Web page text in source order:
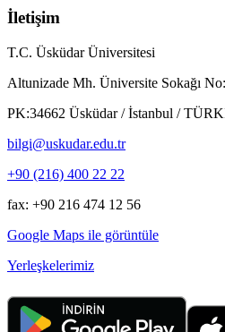
İletişim
T.C. Üsküdar Üniversitesi
Altunizade Mh. Üniversite Sokağı
PK:34662 Üsküdar / İstanbul /
bilgi@uskudar.edu.tr
+90 (216) 400 22 22
fax: +90 216 474 12 56
Google Maps ile görüntüle
Yerleşkelerimiz